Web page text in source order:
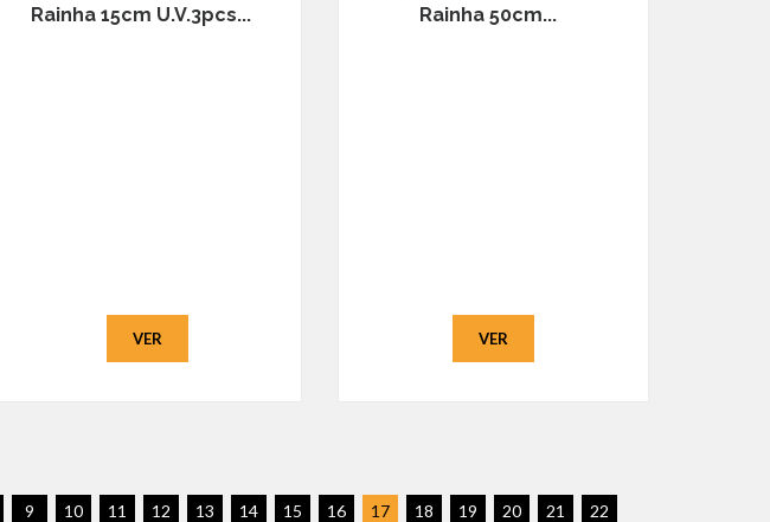
Rainha 15cm U.V.3pcs...
VER
Rainha 50cm...
VER
9 10 11 12 13 14 15 16 17 18 19 20 21
22